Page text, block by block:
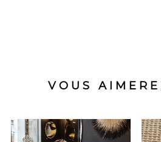
VOUS